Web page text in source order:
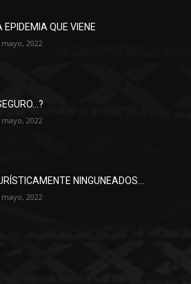
EPIDEMIA QUE VIENE
mayo, 2022
mayo, 2022
NINGUNEADOS…
mayo, 2022